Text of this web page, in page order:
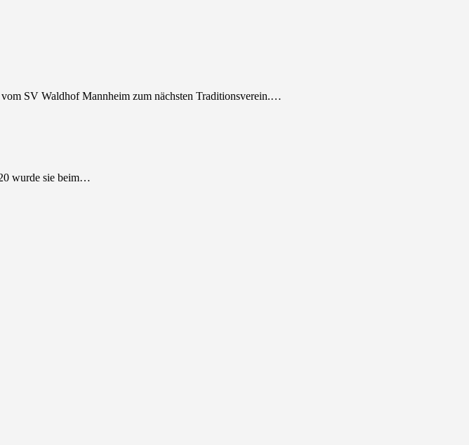
SV Waldhof Mannheim zum nächsten Traditionsverein.…
wurde sie beim…